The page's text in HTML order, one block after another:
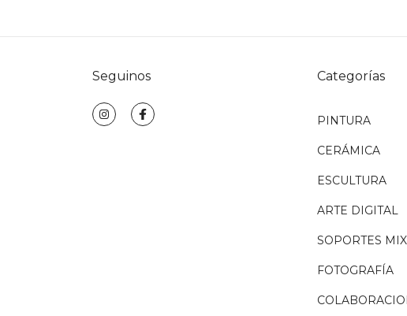
Seguinos Categorías
PINTURA
CERÁMICA
ESCULTURA
ARTE DIGITAL
SOPORTES
FOTOGRAFÍA